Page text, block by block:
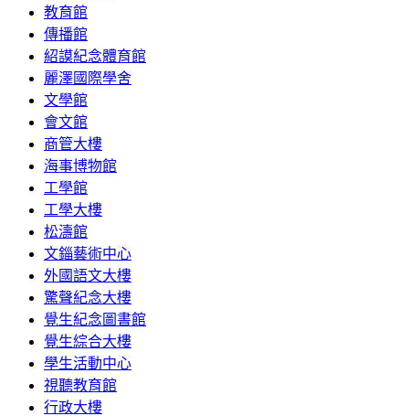
教育館
傳播館
紹謨紀念體育館
麗澤國際學舍
文學館
會文館
商管大樓
海事博物館
工學館
工學大樓
松濤館
文錙藝術中心
外國語文大樓
驚聲紀念大樓
覺生紀念圖書館
覺生綜合大樓
學生活動中心
視聽教育館
行政大樓